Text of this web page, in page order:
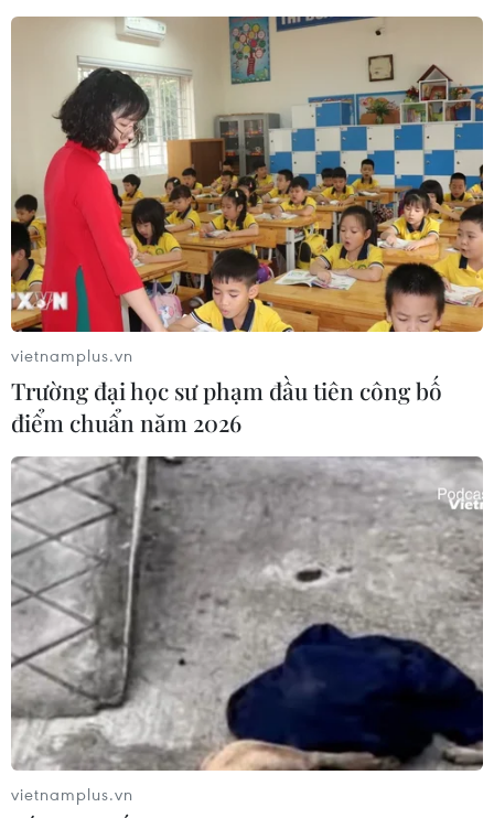
TIN CÙNG CHUYÊN MỤC
Hàn Quốc: GS25 chọn trang trại
chuối tại Việt Nam làm nguồn cung
riêng
10/08/2026 04:53
Thêm dư địa dòng tiền cho doanh
nghiệp nhỏ và vừa từ chính sách
thuế
09/08/2026 14:15
Những giấc mơ bay cất cánh từ
vietnamplus.vn
Trường đại học sư phạm đầu tiên công bố
điểm chuẩn năm 2026
vietnamplus.vn